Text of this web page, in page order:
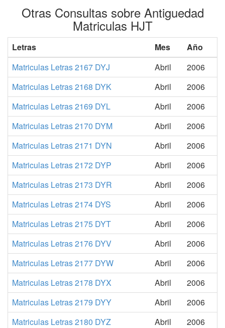
Otras Consultas sobre Antiguedad
Matriculas HJT
Letras Mes
Año
Matriculas Letras 2167 DYJ
Abril
2006
Matriculas Letras 2168 DYK
Abril
2006
Matriculas Letras 2169 DYL
Abril
2006
Matriculas Letras 2170 DYM
Abril
2006
Matriculas Letras 2171 DYN
Abril
2006
Matriculas Letras 2172 DYP
Abril
2006
Matriculas Letras 2173 DYR
Abril
2006
Matriculas Letras 2174 DYS
Abril
2006
Matriculas Letras 2175 DYT
Abril
2006
Matriculas Letras 2176 DYV
Abril
2006
Matriculas Letras 2177 DYW
Abril
2006
Matriculas Letras 2178 DYX
Abril
2006
Matriculas Letras 2179 DYY
Abril
2006
Matriculas Letras 2180 DYZ
Abril
2006